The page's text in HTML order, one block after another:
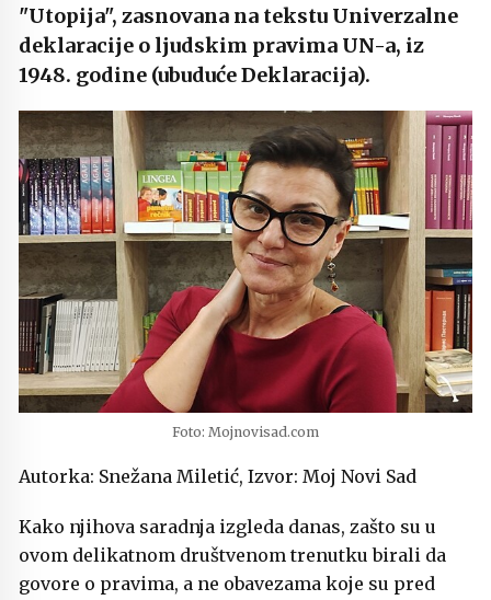
"Utopija", zasnovana na tekstu Univerzalne
deklaracije o ljudskim pravima UN-a, iz
1948. godine (ubuduće Deklaracija).
Foto: Mojnovisad.com
Autorka: Snežana Miletić, Izvor: Moj Novi Sad
Kako njihova saradnja izgleda danas, zašto su u
ovom delikatnom društvenom trenutku birali da
govore o pravima, a ne obavezama koje su pred